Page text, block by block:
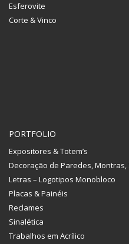
Esferovite
Corte & Vinco
PORTFOLIO
Expositores & Totem’s
Decoração de Paredes,
Letras – Logotipos Monobloco
Placas & Painéis
Reclames
Sinalética
Trabalhos em Acrílico